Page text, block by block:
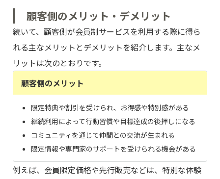
顧客側のメリット・デメリット
続いて、顧客側が会員制サービスを利用する際に得ら
れる主なメリットとデメリットを紹介します。主なメ
リットは次のとおりです。
顧客側のメリット
限定特典や割引を受けられ、お得感や特別感がある
継続利用によって行動習慣や目標達成の後押しになる
コミュニティを通じて仲間との交流が生まれる
限定情報や専門家のサポートを受けられる機会がある
例えば、会員限定価格や先行販売などは、特別な体験